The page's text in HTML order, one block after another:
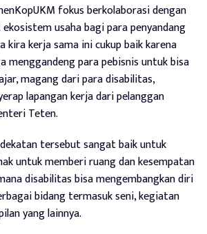
fokus berkolaborasi dengan
usaha bagi para penyandang
kira kerja sama ini cukup baik karena
menggandeng para pebisnis untuk bisa
magang dari para disabilitas,
lapangan kerja dari pelanggan
Teten.
tersebut sangat baik untuk
untuk memberi ruang dan kesempatan
disabilitas bisa mengembangkan diri
bidang termasuk seni, kegiatan
yang lainnya.